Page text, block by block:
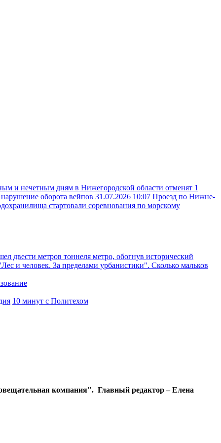
и нечетным дням в Нижегородской области отменят 1
оборота вейпов 31.07.2026 10:07 Проезд по Нижне-
стартовали соревнования по морскому
двести метров тоннеля метро, обогнув исторический
и человек. За пределами урбанистики". Сколько мальков
10 минут с Политехом
компания". Главный редактор – Елена